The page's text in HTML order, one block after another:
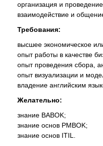
организация и
взаимодействие и
Требования:
высшее экономическое
опыт работы в качестве
опыт проведения сбора,
опыт визуализации и
владение английским
Желательно:
знание BABOK;
знание основ PMBOK;
знание основ ITIL.